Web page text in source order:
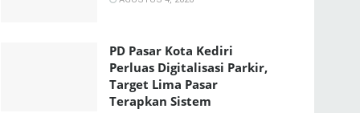
PD Pasar Kota Kediri
Perluas Digitalisasi Parkir,
Target Lima Pasar
Terapkan Sistem